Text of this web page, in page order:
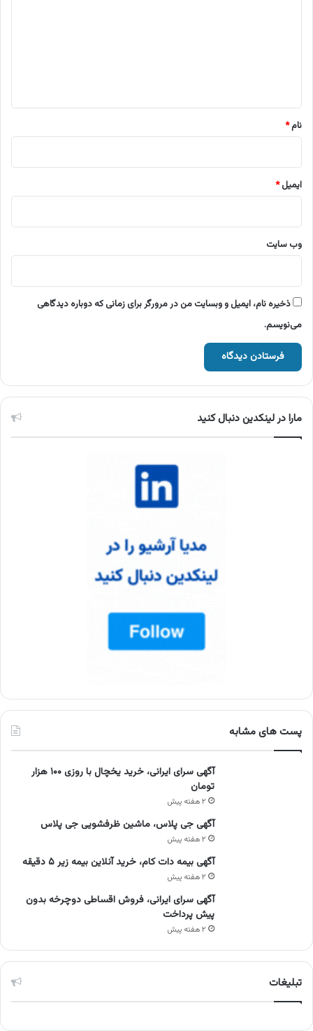
نام*
ایمیل*
وب‌ سایت
ذخیره نام، ایمیل و وبسایت من در مرورگر برای زمانی که دوباره دیدگاهی
می‌نویسم.
مارا در لینکدین دنبال کنید
پست های مشابه
آگهی سرای ایرانی، خرید یخچال با روزی ۱۰۰ هزار
تومان
۲ هفته پیش
آگهی جی پلاس، ماشین ظرفشویی جی پلاس
۲ هفته پیش
آگهی بیمه دات کام، خرید آنلاین بیمه زیر ۵ دقیقه
۲ هفته پیش
آگهی سرای ایرانی، فروش اقساطی دوچرخه بدون
پیش پرداخت
۲ هفته پیش
تبلیغات